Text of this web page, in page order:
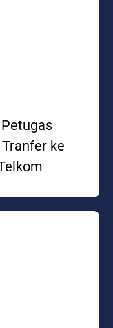
ke